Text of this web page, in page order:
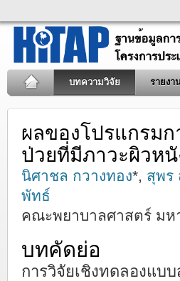
บทความวิจัย รายงา
ผลของโปรแกรม
ป่วยที่มีภาวะผิวห
นิศาชล กวางทอง*, สุพร
พัทธ์
คณะพยาบาลศาสตร์ มห
บทคัดย่อ
การวิจัยเชิงทดลองแบ